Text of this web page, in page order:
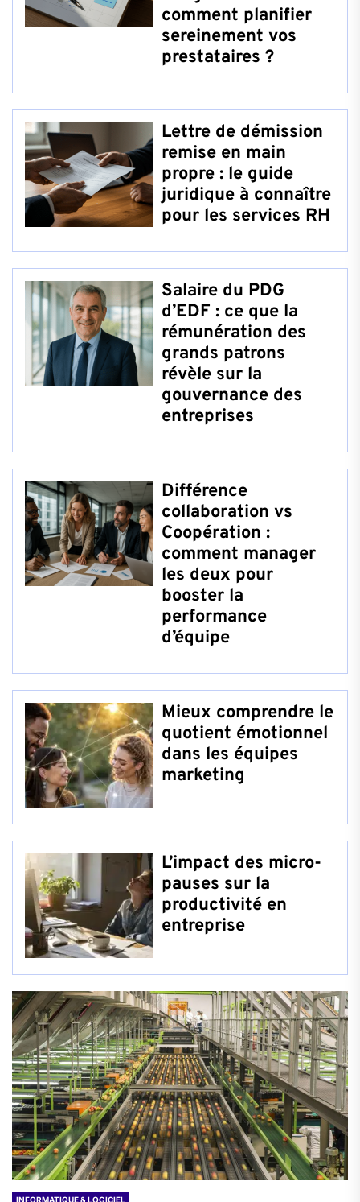
comment planifier
sereinement vos
prestataires ?
Lettre de démission
remise en main
propre : le guide
juridique à connaître
pour les services RH
Salaire du PDG
d’EDF : ce que la
rémunération des
grands patrons
révèle sur la
gouvernance des
entreprises
Différence
collaboration vs
Coopération :
comment manager
les deux pour
booster la
performance
d’équipe
Mieux comprendre le
quotient émotionnel
dans les équipes
marketing
L’impact des micro-
pauses sur la
productivité en
entreprise
INFORMATIQUE & LOGICIEL